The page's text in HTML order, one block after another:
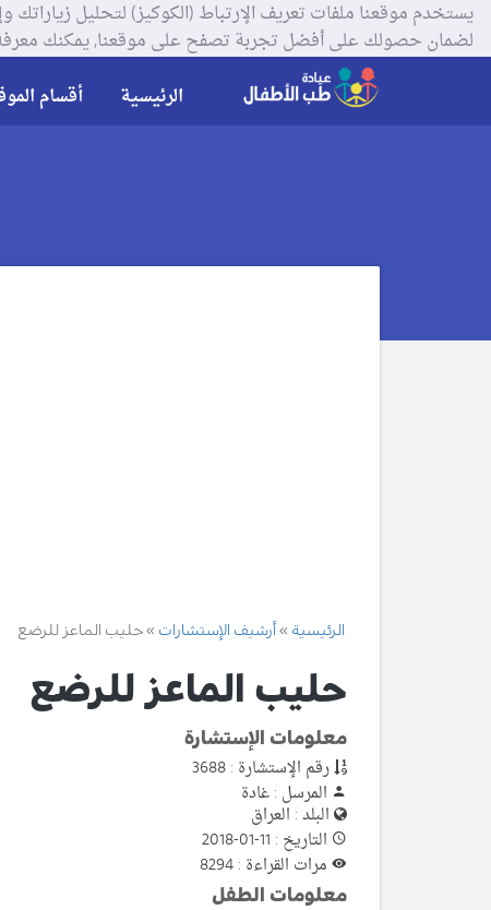
لضمان حصولك على أفضل تجربة تصفح على موقعنا, يمكنك
الرئيسية أقسام
الرئيسية أرشيف الإستشارات حليب الماعز للرضع
حليب الماعز للرضع
معلومات الإستشارة
رقم الإستشارة : 3688
المرسل : غادة
البلد : العراق
التاريخ : 11-01-2018
مرات القراءة : 8294
معلومات الطفل